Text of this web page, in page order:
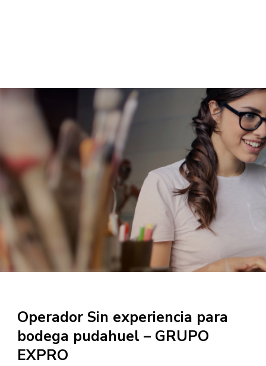
Operador Sin experiencia para
bodega pudahuel – GRUPO
EXPRO